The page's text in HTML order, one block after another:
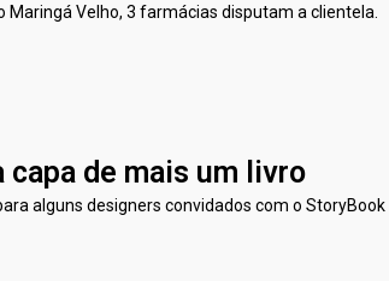
Velho, 3 farmácias disputam a clientela.
de mais um livro
alguns designers convidados com o StoryBook